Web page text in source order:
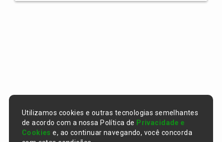
Utilizamos cookies e outras tecnologias semelhantes
de acordo com a nossa Política de Privacidade e
Cookies e, ao continuar navegando, você concorda